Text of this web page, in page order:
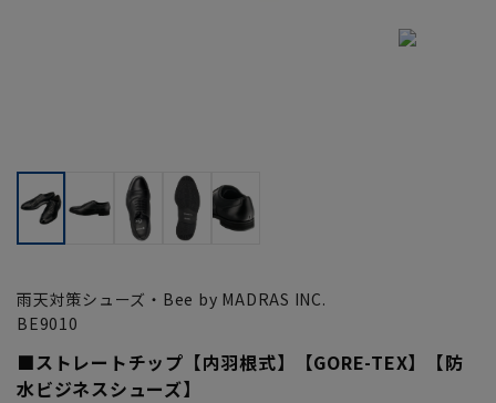
雨天対策シューズ・Bee by MADRAS INC.
BE9010
■ストレートチップ【内羽根式】【GORE-TEX】【防
水ビジネスシューズ】